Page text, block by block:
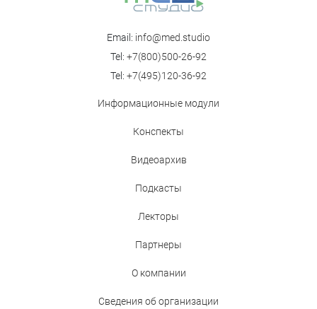
Email: info@med.studio
Tel: +7(800)500-26-92
Tel: +7(495)120-36-92
Информационные модули
Конспекты
Видеоархив
Подкасты
Лекторы
Партнеры
О компании
Сведения об организации